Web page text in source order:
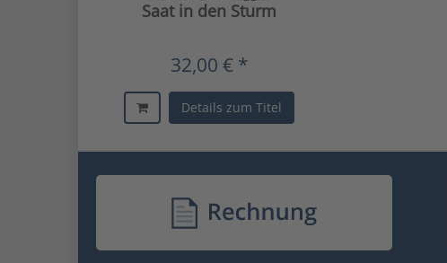
Saat in den Sturm
32,00 € *
Details zum Titel